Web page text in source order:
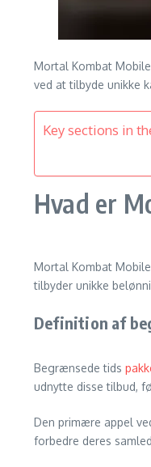
Mortal Kombat
ved at tilbyde unikke
Key sections in
Hvad er
Mortal Kombat
tilbyder unikke
Definition af
Begrænsede tids
udnytte disse tilbud,
Den primære appel
forbedre deres